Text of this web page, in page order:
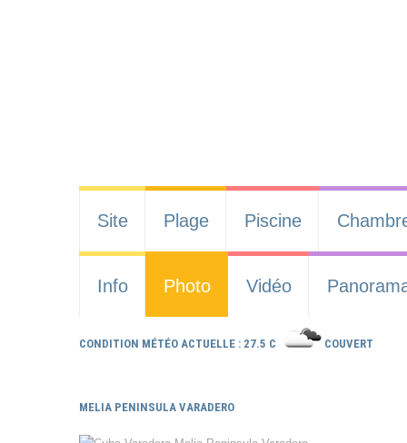
Site Plage Piscine
Info Photo Vidéo
CONDITION MÉTÉO ACTUELLE : 27.5 C COUVERT
MELIA PENINSULA VARADERO